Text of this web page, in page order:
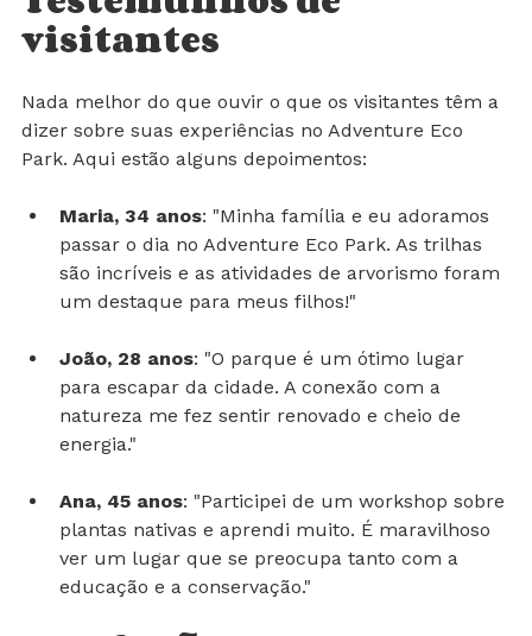
Testemunhos de
visitantes
Nada melhor do que ouvir o que os visitantes têm a
dizer sobre suas experiências no Adventure Eco
Maria, 34 anos : "Minha família e eu adoramos
passar o dia no Adventure Eco Park. As trilhas
são incríveis e as atividades de arvorismo foram
João, 28 anos: "O parque é um ótimo lugar
para escapar da cidade. A conexão com a
natureza me fez sentir renovado e cheio de
Ana, 45 anos: "Participei de um workshop sobre
plantas nativas e aprendi muito. É maravilhoso
ver um lugar que se preocupa tanto com a